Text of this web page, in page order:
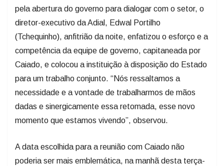
pela abertura do governo para dialogar com o setor, o
diretor-executivo da Adial, Edwal Portilho
(Tchequinho), anfitrião da noite, enfatizou o esforço e a
competência da equipe de governo, capitaneada por
Caiado, e colocou a instituição à disposição do Estado
para um trabalho conjunto. “Nós ressaltamos a
necessidade e a vontade de trabalharmos de mãos
dadas e sinergicamente essa retomada, esse novo
momento que estamos vivendo”, observou.
A data escolhida para a reunião com Caiado não
poderia ser mais emblemática, na manhã desta terça-